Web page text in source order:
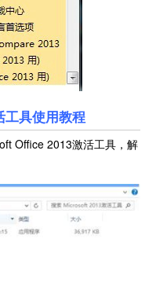
具使用教程
Office 2013激活工具，解